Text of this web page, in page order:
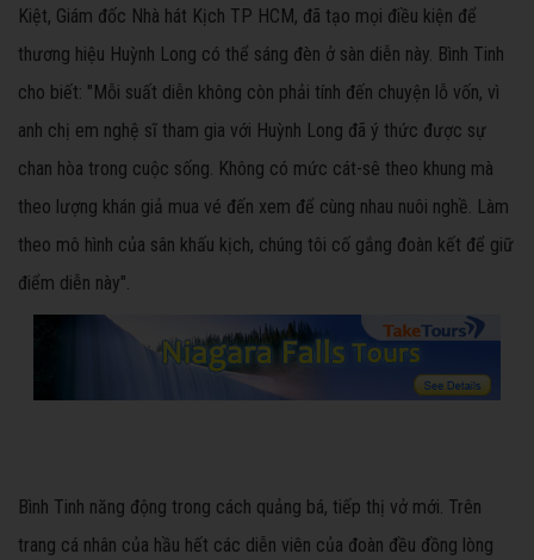
Kiệt, Giám đốc Nhà hát Kịch TP HCM, đã tạo mọi điều kiện để
thương hiệu Huỳnh Long có thể sáng đèn ở sàn diễn này. Bình Tinh
cho biết: "Mỗi suất diễn không còn phải tính đến chuyện lỗ vốn, vì
anh chị em nghệ sĩ tham gia với Huỳnh Long đã ý thức được sự
chan hòa trong cuộc sống. Không có mức cát-sê theo khung mà
theo lượng khán giả mua vé đến xem để cùng nhau nuôi nghề. Làm
theo mô hình của sân khấu kịch, chúng tôi cố gắng đoàn kết để giữ
điểm diễn này".
Bình Tinh năng động trong cách quảng bá, tiếp thị vở mới. Trên
trang cá nhân của hầu hết các diễn viên của đoàn đều đồng lòng